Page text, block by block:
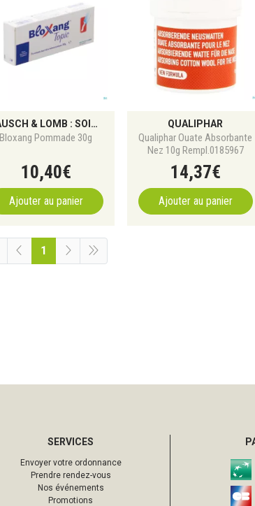
BAUSCH & LOMB : SOINS ET SOLUTIONS POUR LA SANTÉ DES YEUX
Bloxang Pommade 30g
10,40€
Ajouter au panier
QUALIPHAR
Qualiphar Ouate Absorbante
Nez 10g Rempl.0185967
14,37€
Ajouter au panier
1
SERVICES
Envoyer votre ordonnance
Prendre rendez-vous
Nos événements
Promotions